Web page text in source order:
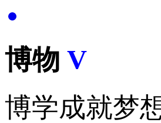
博物 V
博学成就梦